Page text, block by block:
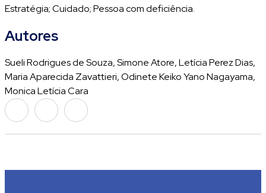
Estratégia; Cuidado; Pessoa com deficiência.
Autores
Sueli Rodrigues de Souza, Simone Atore, Letícia Perez Dias,
Maria Aparecida Zavattieri, Odinete Keiko Yano Nagayama,
Monica Letícia Cara